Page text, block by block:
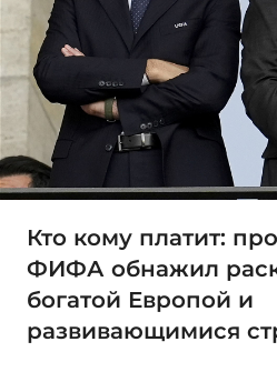
Кто кому платит:
ФИФА обнажил
богатой Европой и
развивающимися